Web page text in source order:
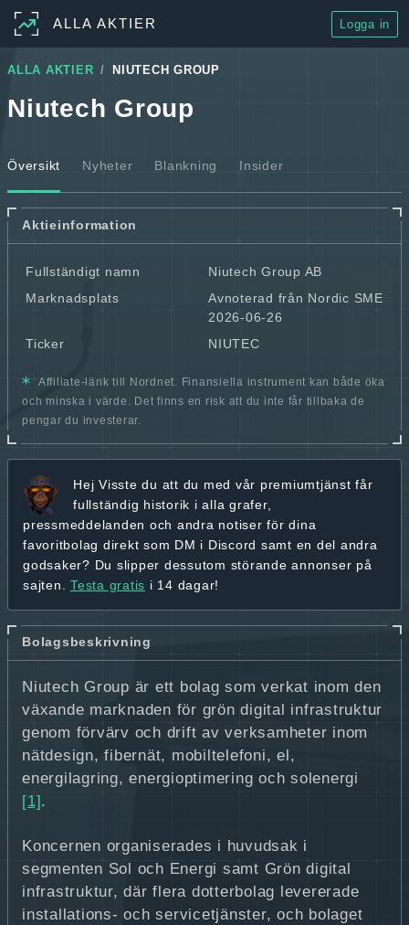
ALLA AKTIER Logga in
ALLA AKTIER NIUTECH GROUP
Niutech Group
Översikt Nyheter Blankning Insider
Aktieinformation
Fullständigt namn
Niutech Group AB
Marknadsplats
Avnoterad från Nordic SME
2026-06-26
Ticker
NIUTEC
Affiliate-länk till Nordnet. Finansiella instrument kan både öka
och minska i värde. Det finns en risk att du inte får tillbaka de
pengar du investerar.
Hej Visste du att du med vår premiumtjänst får
fullständig historik i alla grafer,
pressmeddelanden och andra notiser för dina
favoritbolag direkt som DM i Discord samt en del andra
godsaker? Du slipper dessutom störande annonser på
sajten. Testa gratis i 14 dagar!
Bolagsbeskrivning
Niutech Group är ett bolag som verkat inom den
växande marknaden för grön digital infrastruktur
genom förvärv och drift av verksamheter inom
nätdesign, fibernät, mobiltelefoni, el,
energilagring, energioptimering och solenergi
[1] .
Koncernen organiserades i huvudsak i
segmenten Sol och Energi samt Grön digital
infrastruktur, där flera dotterbolag levererade
installations‑ och servicetjänster, och bolaget